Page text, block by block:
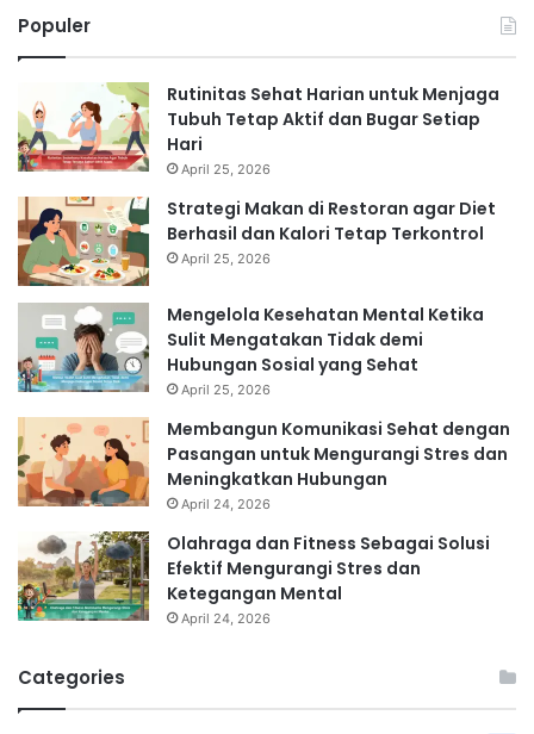
Populer
Rutinitas Sehat Harian untuk Menjaga
Tubuh Tetap Aktif dan Bugar Setiap
Hari
April 25, 2026
Strategi Makan di Restoran agar Diet
Berhasil dan Kalori Tetap Terkontrol
April 25, 2026
Mengelola Kesehatan Mental Ketika
Sulit Mengatakan Tidak demi
Hubungan Sosial yang Sehat
April 25, 2026
Membangun Komunikasi Sehat dengan
Pasangan untuk Mengurangi Stres dan
Meningkatkan Hubungan
April 24, 2026
Olahraga dan Fitness Sebagai Solusi
Efektif Mengurangi Stres dan
Ketegangan Mental
April 24, 2026
Categories